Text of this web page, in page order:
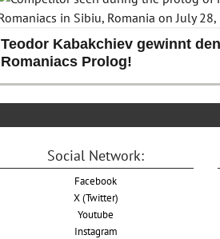
Teodor Kabakchiev gewinnt
Romaniacs Prolog!
Social Network:
Facebook
X (Twitter)
Youtube
Instagram